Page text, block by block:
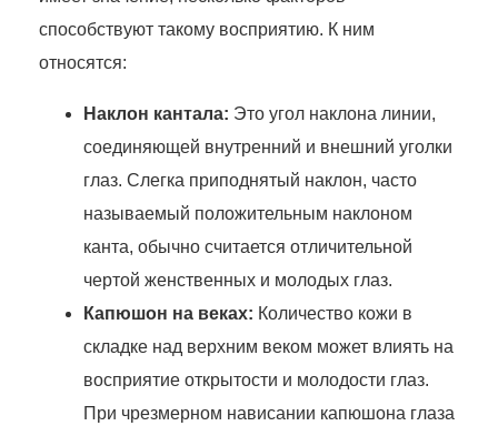
способствуют такому восприятию. К ним
относятся:
Наклон кантала: Это угол наклона линии,
соединяющей внутренний и внешний уголки
глаз. Слегка приподнятый наклон, часто
называемый положительным наклоном
канта, обычно считается отличительной
чертой женственных и молодых глаз.
Капюшон на веках: Количество кожи в
складке над верхним веком может влиять на
восприятие открытости и молодости глаз.
При чрезмерном нависании капюшона глаза